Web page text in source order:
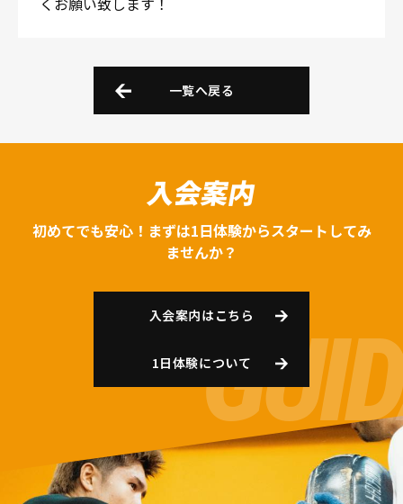
一覧へ戻る
入会案内
初めてでも安心！まずは1日体験からスタートしてみ
ませんか？
入会案内はこちら
1日体験について